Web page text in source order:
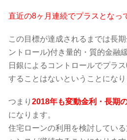
直近の8ヶ月連続でプラスとなっ
この目標が達成されるまでは長
ントロール)付き量的・質的金融
日銀によるコントロールでプラ
することはないということになり
つまり 2018年も変動金利・長期
になります。
住宅ローンの利用を検討してい